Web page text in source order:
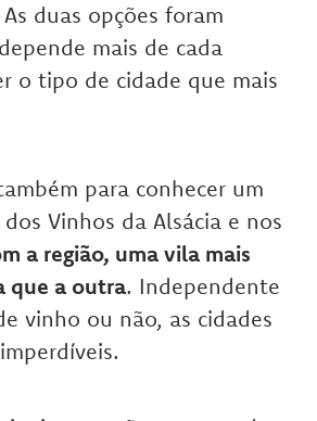
duas opções foram
mais de cada
o tipo de cidade que mais
para conhecer um
Vinhos da Alsácia e nos
a região, uma vila mais
que a outra. Independente
vinho ou não, as cidades